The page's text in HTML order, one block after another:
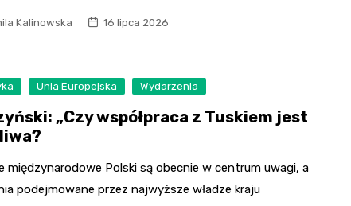
Kalinowska 16 lipca 2026
Unia Europejska Wydarzenia
„Czy współpraca z Tuskiem jest
międzynarodowe Polski są obecnie w centrum uwagi, a
podejmowane przez najwyższe władze kraju